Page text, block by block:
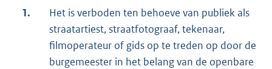
1.
Het is verboden ten behoeve van publiek als
straatartiest, straatfotograaf, tekenaar,
filmoperateur of gids op te treden op door de
burgemeester in het belang van de openbare